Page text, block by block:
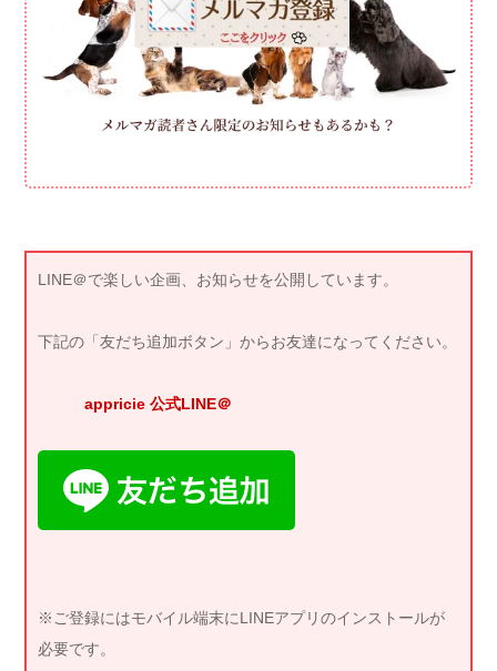
LINE＠で楽しい企画、お知らせを公開しています。
下記の「友だち追加ボタン」からお友達になってください。
appricie 公式LINE＠
※ご登録にはモバイル端末にLINEアプリのインストールが
必要です。